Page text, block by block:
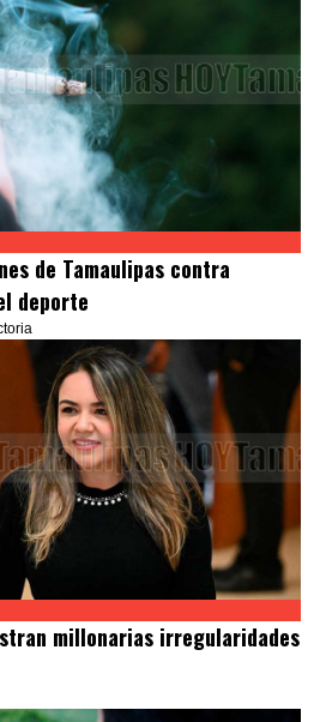
de Tamaulipas contra
deporte
millonarias irregularidades